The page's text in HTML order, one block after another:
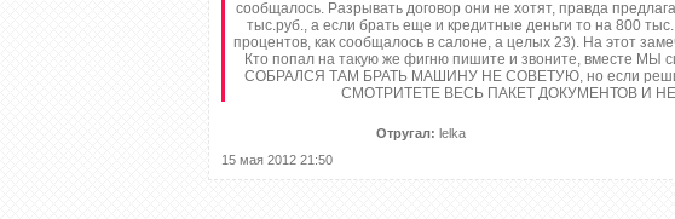
сообщалось. Разрывать договор они не хотят, правда
тыс.руб., а если брать еще и кредитные деньги то на 800
процентов, как сообщалось в салоне, а целых 23). На этот
Кто попал на такую же фигню пишите и звоните, вместе МЫ
СОБРАЛСЯ ТАМ БРАТЬ МАШИНУ НЕ СОВЕТУЮ, но если
СМОТРИТЕТЕ ВЕСЬ ПАКЕТ ДОКУМЕНТОВ И НЕ
Отругал: lelka
15 мая 2012 21:50